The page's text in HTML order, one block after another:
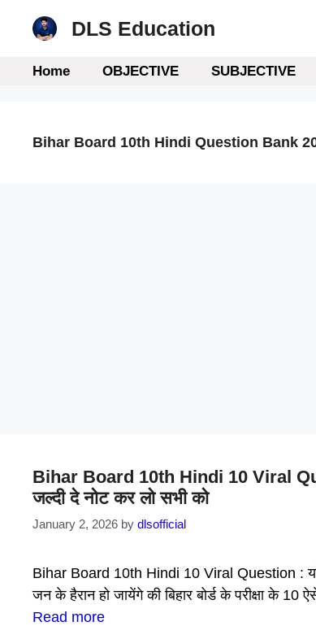
DLS Education
Home OBJECTIVE SUBJECTIVE
Bihar Board 10th Hindi Question Bank
Bihar Board 10th Hindi 10 Viral
जल्दी दे नोट कर लो सभी को
January 2, 2026 by dlsofficial
Bihar Board 10th Hindi 10 Viral Question : यदि
जन के हैरान हो जायेंगे की बिहार बोर्ड के परीक्षा के 10
Read more